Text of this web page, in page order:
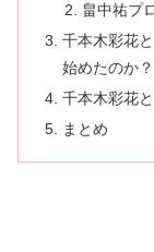
畠中祐プ
千本木彩花
始めたのか？
千本木彩花
まとめ